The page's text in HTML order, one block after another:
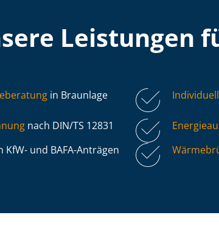
Leistungen
in Braunlage
nach DIN/TS 12831
KfW- und BAFA-Anträgen